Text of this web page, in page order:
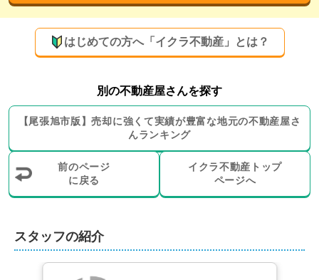
はじめての方へ「イクラ不動産」とは？
別の不動産屋さんを探す
【尾張旭市版】売却に強くて実績が豊富な地元の不動産屋さ
んランキング
前のページ
に戻る
イクラ不動産トップ
ページへ
て気付いた事は、会社の規模ではなく、
感じております。
「私だからお願いしていただけた実績が多々ありま
「私だからお願いしていただけなかった経験も勿論あり
ます！」
だからこそ！人と人の繋がりを大切に、皆様の大切な不
動産をどこの誰よりも誠意を持って対応させていただき
たい！この思いを感じていただけたらと思っておりま
す。
不動産をご売却する理由は、皆様それぞれです。
スタッフの紹介